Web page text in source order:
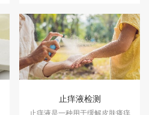
量和使用安全，保障消费者健
康。中科检测开展化妆品检测服
务，具备CMA、CNAS资质认
证。
止痒液检测
止痒液是一种用于缓解皮肤瘙痒